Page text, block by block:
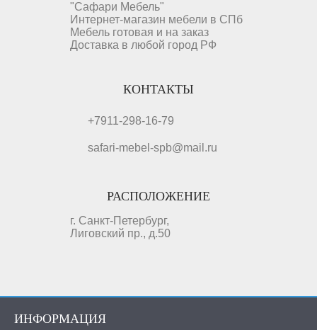
"Сафари Мебель"
Интернет-магазин мебели в СПб
Мебель готовая и на заказ
Доставка в любой город РФ
КОНТАКТЫ
+7911-298-16-79
safari-mebel-spb@mail.ru
РАСПОЛОЖЕНИЕ
г. Санкт-Петербург,
Лиговский пр., д.50
ИНФОРМАЦИЯ